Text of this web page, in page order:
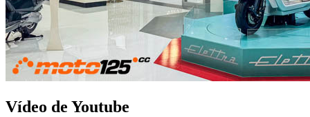
Vídeo de Youtube